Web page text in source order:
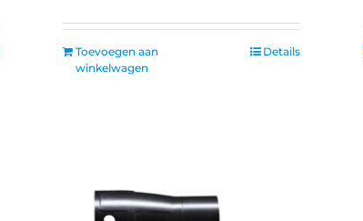
Toevoegen aan
winkelwagen
Details